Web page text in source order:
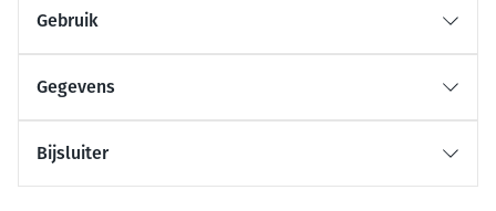
Gebruik
Gegevens
Bijsluiter